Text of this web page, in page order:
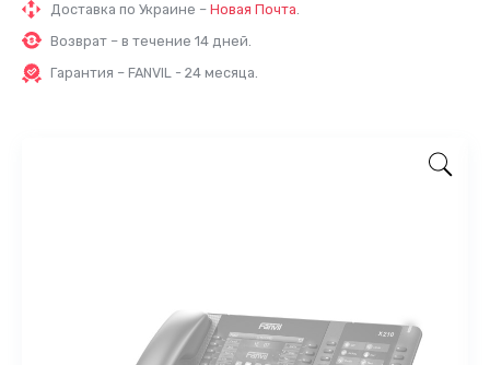
Доставка по Украине – Новая Почта.
Возврат – в течение 14 дней.
Гарантия – FANVIL - 24 месяца.